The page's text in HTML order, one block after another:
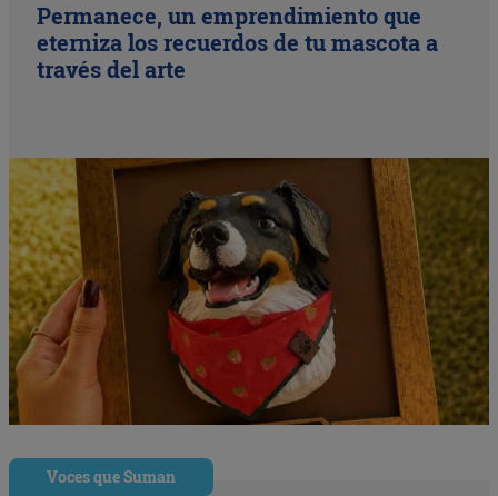
Permanece, un emprendimiento que
eterniza los recuerdos de tu mascota a
través del arte
Voces que Suman